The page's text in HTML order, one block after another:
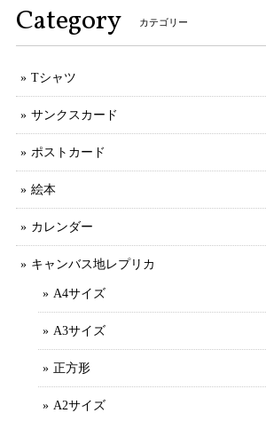
Category カテゴリー
Tシャツ
サンクスカード
ポストカード
絵本
カレンダー
キャンバス地レプリカ
A4サイズ
A3サイズ
正方形
A2サイズ